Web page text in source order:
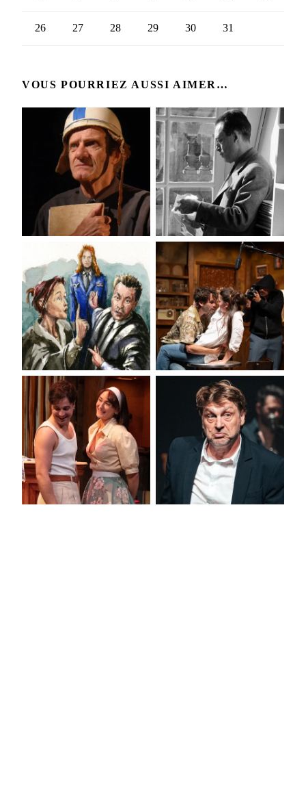
26 27 28 29 30 31
VOUS POURRIEZ AUSSI AIMER…
MONSIEUR
MOTOBÉCANE
NUIT CAMUS
TERREUR
L'ILLUSION
COMIQUE